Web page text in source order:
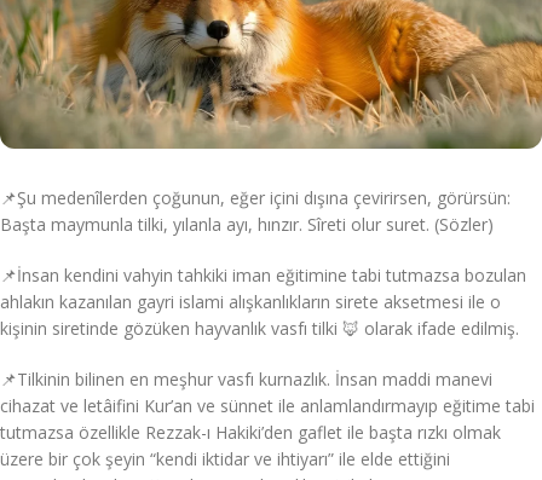
📌Şu medenîlerden çoğunun, eğer içini dışına çevirirsen, görürsün:
Başta maymunla tilki, yılanla ayı, hınzır. Sîreti olur suret. (Sözler)
📌İnsan kendini vahyin tahkiki iman eğitimine tabi tutmazsa bozulan
ahlakın kazanılan gayri islami alışkanlıkların sirete aksetmesi ile o
kişinin siretinde gözüken hayvanlık vasfı tilki 🦊 olarak ifade edilmiş.
📌Tilkinin bilinen en meşhur vasfı kurnazlık. İnsan maddi manevi
cihazat ve letâifini Kur’an ve sünnet ile anlamlandırmayıp eğitime tabi
tutmazsa özellikle Rezzak-ı Hakiki’den gaflet ile başta rızkı olmak
üzere bir çok şeyin “kendi iktidar ve ihtiyarı” ile elde ettiğini